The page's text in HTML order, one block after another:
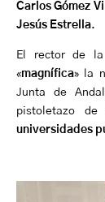
Carlos Gómez
Jesús Estrella.
El rector de la
«magnífica» la
Junta de
pistoletazo
universidades